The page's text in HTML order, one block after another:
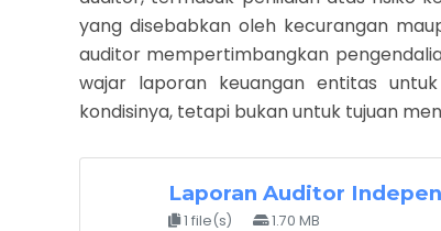
yang disebabkan oleh kecurangan
auditor mempertimbangkan
wajar laporan keuangan entitas
kondisinya, tetapi bukan untuk tujuan
Laporan Auditor
1 file(s) 1.70 MB